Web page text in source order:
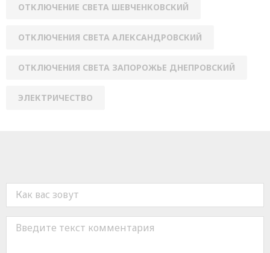
ОТКЛЮЧЕНИЕ СВЕТА ШЕВЧЕНКОВСКИЙ
ОТКЛЮЧЕНИЯ СВЕТА АЛЕКСАНДРОВСКИЙ
ОТКЛЮЧЕНИЯ СВЕТА ЗАПОРОЖЬЕ ДНЕПРОВСКИЙ
ЭЛЕКТРИЧЕСТВО